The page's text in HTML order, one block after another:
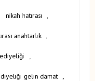
nikah hatırası ,
anahtarlık ,
,
gelin damat ,